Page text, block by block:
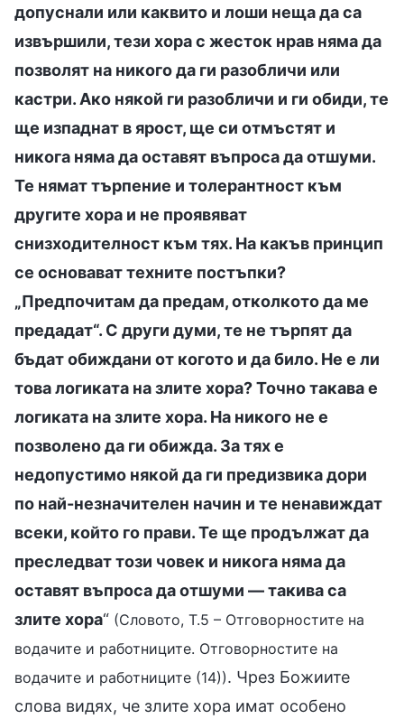
допуснали или каквито и лоши неща да са
извършили, тези хора с жесток нрав няма да
позволят на никого да ги разобличи или
кастри. Ако някой ги разобличи и ги обиди, те
ще изпаднат в ярост, ще си отмъстят и
никога няма да оставят въпроса да отшуми.
Те нямат търпение и толерантност към
другите хора и не проявяват
снизходителност към тях. На какъв принцип
се основават техните постъпки?
„Предпочитам да предам, отколкото да ме
предадат“. С други думи, те не търпят да
бъдат обиждани от когото и да било. Не е ли
това логиката на злите хора? Точно такава е
логиката на злите хора. На никого не е
позволено да ги обижда. За тях е
недопустимо някой да ги предизвика дори
по най-незначителен начин и те ненавиждат
всеки, който го прави. Те ще продължат да
преследват този човек и никога няма да
оставят въпроса да отшуми — такива са
злите хора“ (Словото, Т.5 – Отговорностите на
водачите и работниците. Отговорностите на
водачите и работниците (14)). Чрез Божиите
слова видях, че злите хора имат особено